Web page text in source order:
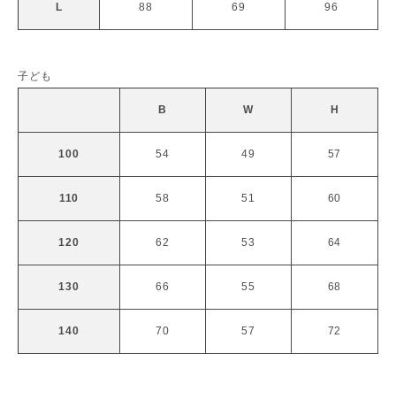
L 88 69 96
子ども
B W H
100 54 49 57
110 58 51 60
120 62 53 64
130 66 55 68
140 70 57 72